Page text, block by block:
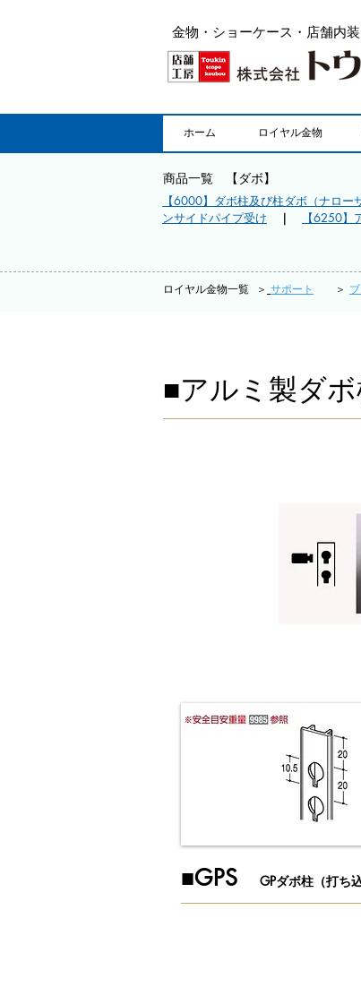
金物・ショーケース・店舗内
ホーム ロイヤル金物
商品一覧 【ダボ】
【6000】ダボ柱及び柱ダボ（ナロー
ンサイドパイプ受け
｜ 【6250】
​ロイヤル金物一覧 ＞ サポート ＞
■アルミ製ダ
​■GPS GPダボ柱（打ち